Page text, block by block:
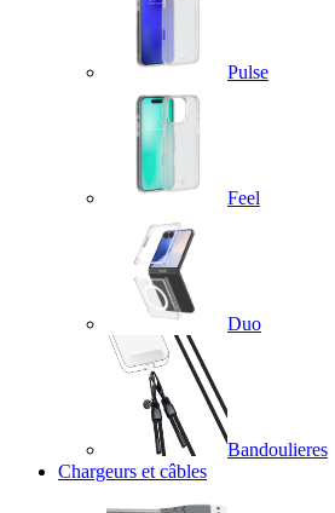
Pulse
Feel
Duo
Bandoulieres
Chargeurs et câbles